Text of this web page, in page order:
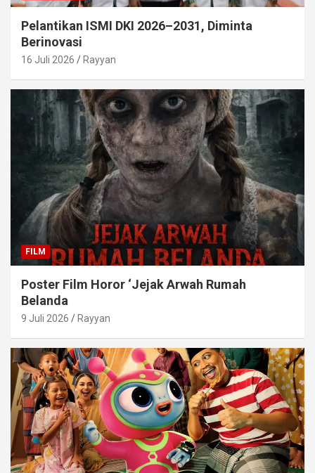
Pelantikan ISMI DKI 2026–2031, Diminta
Berinovasi
16 Juli 2026 Rayyan
FILM
Poster Film Horor ‘Jejak Arwah Rumah
Belanda
9 Juli 2026 Rayyan